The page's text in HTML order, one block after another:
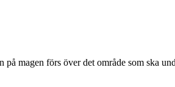
magen förs över det område som ska